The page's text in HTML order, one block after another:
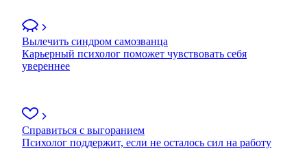
Вылечить синдром самозванца
Карьерный психолог поможет чувствовать себя
увереннее
Справиться с выгоранием
Психолог поддержит, если не осталось сил на работу